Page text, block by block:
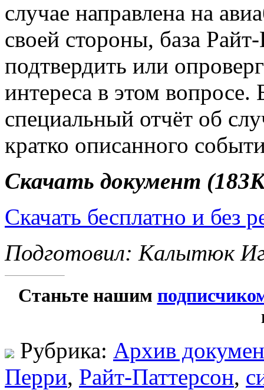
случае направлена на
своей стороны, база
подтвердить или
интереса в этом вопросе.
специальный отчёт об
кратко описанного
Скачать документ
Скачать бесплатно и без
Подготовил: Калытюк
Станьте нашим
Рубрика: Архив
Перри, Райт-Паттерсон,